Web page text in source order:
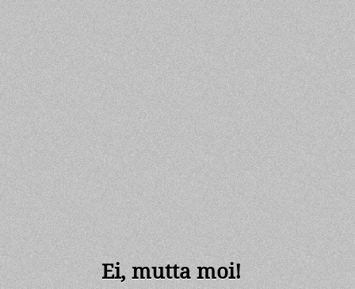
Ei, mutta moi!